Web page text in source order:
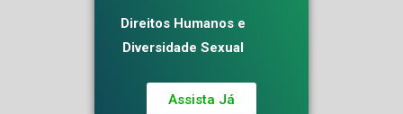
Direitos Humanos e
Diversidade Sexual
Assista Já